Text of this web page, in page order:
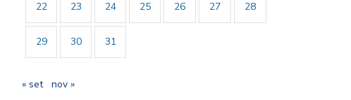
22 23 24 25 26 27 28
29 30 31
« set nov »